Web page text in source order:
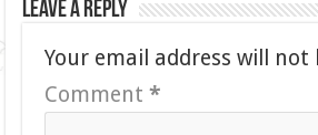
Leave a Reply
Your email address will not
Comment*